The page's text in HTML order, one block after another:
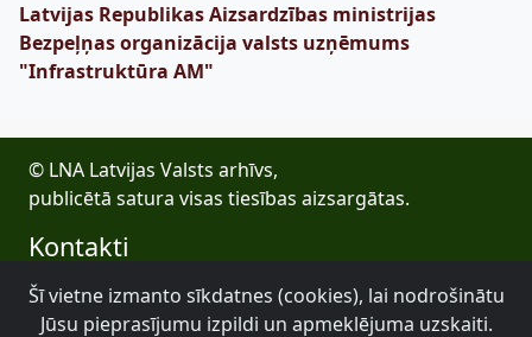
Latvijas Republikas Aizsardzības ministrijas
Bezpeļņas organizācija valsts uzņēmums
"Infrastruktūra AM"
© LNA Latvijas Valsts arhīvs,
publicētā satura visas tiesības aizsargātas.
Kontakti
E-pasts: lva@arhivi.gov.lv
Tālrunis: +371 20027447
Šī vietne izmanto sīkdatnes (cookies), lai nodrošinātu
Jūsu pieprasījumu izpildi un apmeklējuma uzskaiti.